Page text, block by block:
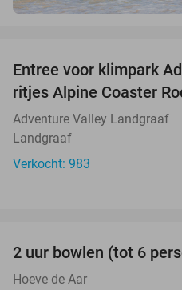
Entree voor klimpark
ritjes Alpine Coaster
Adventure Valley Landgraaf
Landgraaf
Verkocht: 983
2 uur bowlen (tot 6
Hoeve de Aar